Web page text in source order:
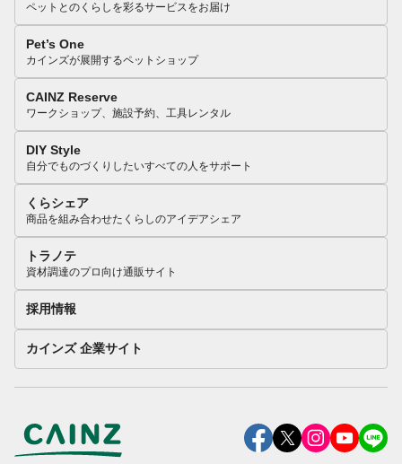
ペットとのくらしを彩るサービスをお届け
Pet’s One
カインズが展開するペットショップ
CAINZ Reserve
ワークショップ、施設予約、工具レンタル
DIY Style
自分でものづくりしたいすべての人をサポート
くらシェア
商品を組み合わせたくらしのアイデアシェア
トラノテ
資材調達のプロ向け通販サイト
採用情報
カインズ 企業サイト